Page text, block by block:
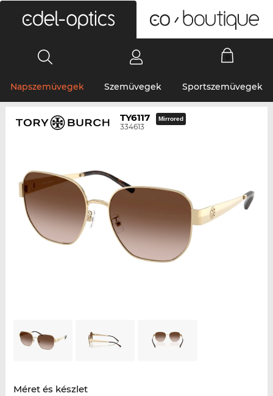
Napszemüvegek Szemüvegek Sportszemüvegek
TY6117
334613
Mirrored
Méret és készlet